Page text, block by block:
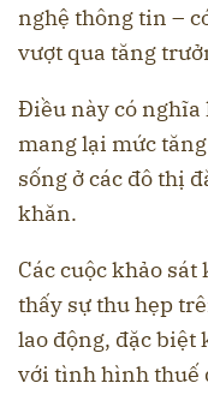
nghệ thông tin –
vượt qua tăng
Điều này có nghĩa
mang lại mức
sống ở các đô thị
khăn.
Các cuộc khảo
thấy sự thu hẹp
lao động, đặc biệt
với tình hình thuế